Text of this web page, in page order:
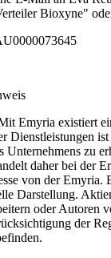
Bioxyne"
Emyria existiert
Dienstleistungen ist
Unternehmens zu
daher bei der
von der Emyria.
Darstellung.
oder Autoren
der